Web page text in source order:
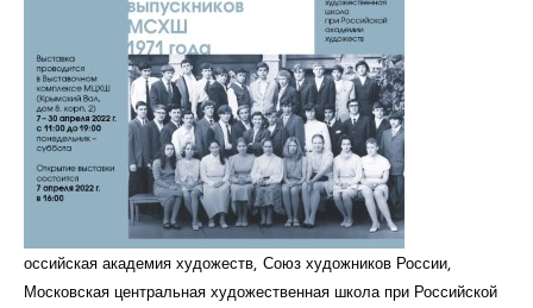
оссийская академия художеств, Союз художников России,
Московская центральная художественная школа при Российской